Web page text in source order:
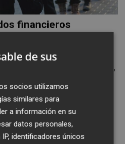
financieros
de las
. Los rendimientos
no haber tocado techo,
a su uso como
de tipos podrían
a las preocupaciones
entre
se volverán
de sus
socios utilizamos
similares para
a información en su
datos personales,
identificadores únicos